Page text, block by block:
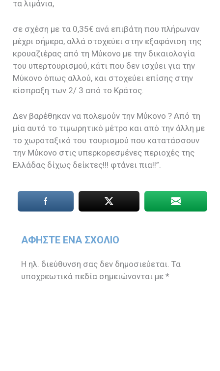
τα λιμάνια,
σε σχέση με τα 0,35€ ανά επιβάτη που πλήρωναν
μέχρι σήμερα, αλλά στοχεύει στην εξαφάνιση της
κρουαζιέρας από τη Μύκονο με την δικαιολογία
του υπερτουρισμού, κάτι που δεν ισχύει για την
Μύκονο όπως αλλού, και στοχεύει επίσης στην
είσπραξη των 2/ 3 από το Κράτος.
Δεν βαρέθηκαν να πολεμούν την Μύκονο ? Από τη
μία αυτό το τιμωρητικό μέτρο και από την άλλη με
το χωροταξικό του τουρισμού που κατατάσσουν
την Μύκονο στις υπερκορεσμένες περιοχές της
Ελλάδας δίχως δείκτες!!! φτάνει πια!!”.
ΑΦΉΣΤΕ ΈΝΑ ΣΧΌΛΙΟ
Η ηλ. διεύθυνση σας δεν δημοσιεύεται. Τα
υποχρεωτικά πεδία σημειώνονται με*